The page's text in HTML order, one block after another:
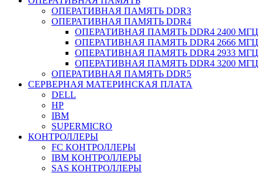
ОПЕРАТИВНАЯ ПАМЯТЬ DDR3
ОПЕРАТИВНАЯ ПАМЯТЬ DDR4
ОПЕРАТИВНАЯ ПАМЯТЬ DDR4 2400 МГЦ
ОПЕРАТИВНАЯ ПАМЯТЬ DDR4 2666 МГЦ
ОПЕРАТИВНАЯ ПАМЯТЬ DDR4 2933 МГЦ
ОПЕРАТИВНАЯ ПАМЯТЬ DDR4 3200 МГЦ
ОПЕРАТИВНАЯ ПАМЯТЬ DDR5
СЕРВЕРНАЯ МАТЕРИНСКАЯ ПЛАТА
DELL
HP
IBM
SUPERMICRO
КОНТРОЛЛЕРЫ
FC КОНТРОЛЛЕРЫ
IBM КОНТРОЛЛЕРЫ
SAS КОНТРОЛЛЕРЫ